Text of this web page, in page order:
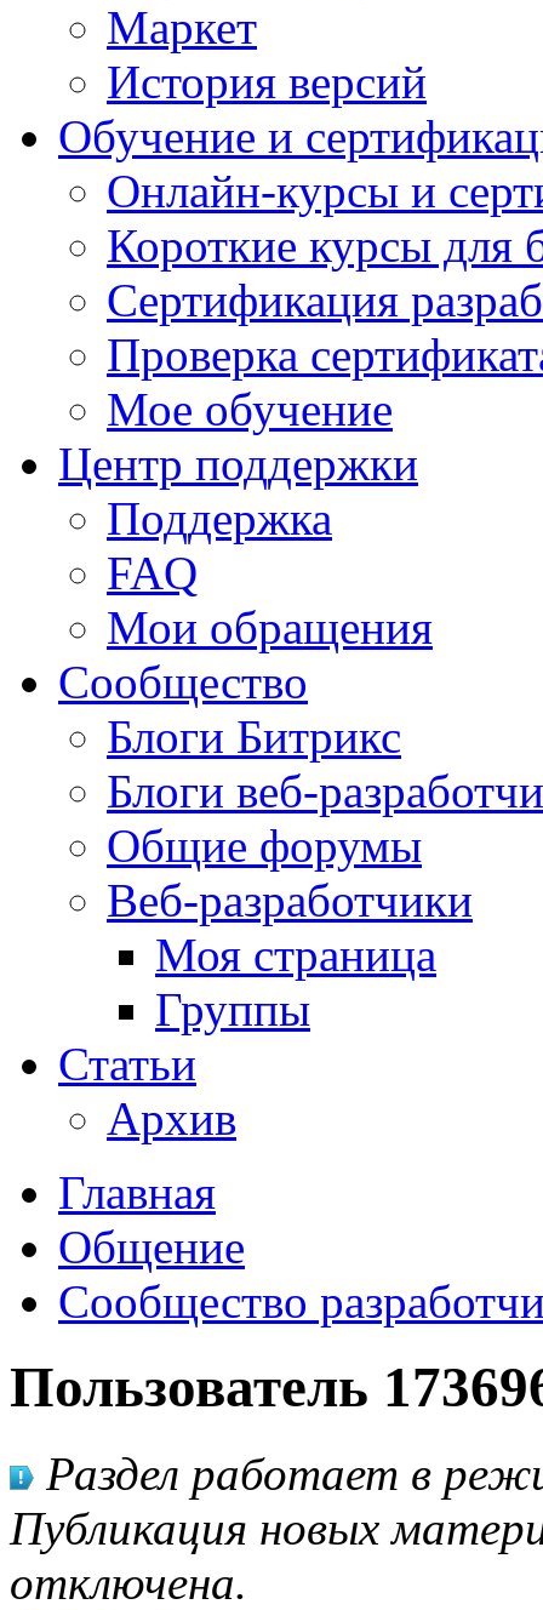
Маркет
История версий
Обучение и
Онлайн-курсы и
Короткие курсы для
Сертификация
Проверка
Мое обучение
Центр поддержки
Поддержка
FAQ
Мои обращения
Сообщество
Блоги Битрикс
Блоги веб-
Общие форумы
Веб-разработчики
Моя страница
Группы
Статьи
Архив
Главная
Общение
Сообщество
Пользователь
Раздел работает в
Публикация новых
отключена.